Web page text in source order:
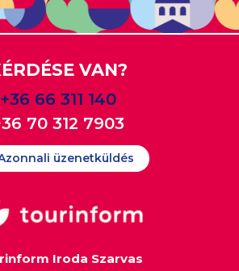
VAN?
+36 66 311 140
70 312 7903
üzenetküldés
Iroda Szarvas